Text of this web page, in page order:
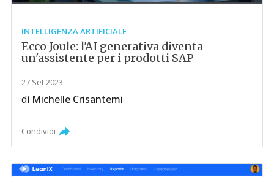
INTELLIGENZA ARTIFICIALE
Ecco Joule: l'AI generativa diventa
un'assistente per i prodotti SAP
27 Set 2023
di Michelle Crisantemi
Condividi